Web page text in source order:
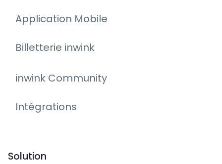
Application Mobile
Billetterie inwink
inwink Community
Intégrations
Solution